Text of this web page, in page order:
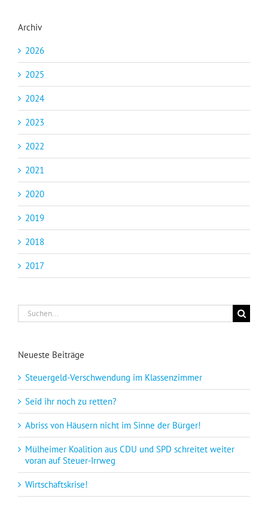
Archiv
2026
2025
2024
2023
2022
2021
2020
2019
2018
2017
Suche
nach:
Neueste Beiträge
Steuergeld-Verschwendung im Klassenzimmer
Seid ihr noch zu retten?
Abriss von Häusern nicht im Sinne der Bürger!
Mülheimer Koalition aus CDU und SPD schreitet weiter
voran auf Steuer-Irrweg
Wirtschaftskrise!